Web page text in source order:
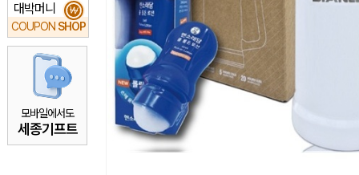
대박머니
COUPON SHOP
₩
모바일에서도
세종기프트